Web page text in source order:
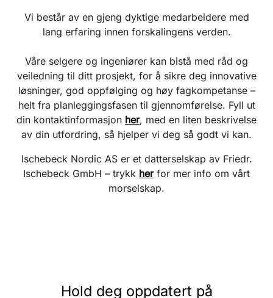
Vi består av en gjeng dyktige medarbeidere med
lang erfaring innen forskalingens verden.
Våre selgere og ingeniører kan bistå med råd og
veiledning til ditt prosjekt, for å sikre deg innovative
løsninger, god oppfølging og høy fagkompetanse –
helt fra planleggingsfasen til gjennomførelse. Fyll ut
din kontaktinformasjon her, med en liten beskrivelse
av din utfordring, så hjelper vi deg så godt vi kan.
Ischebeck Nordic AS er et datterselskap av Friedr.
Ischebeck GmbH – trykk herfor mer info om vårt
morselskap.
Hold deg oppdatert på